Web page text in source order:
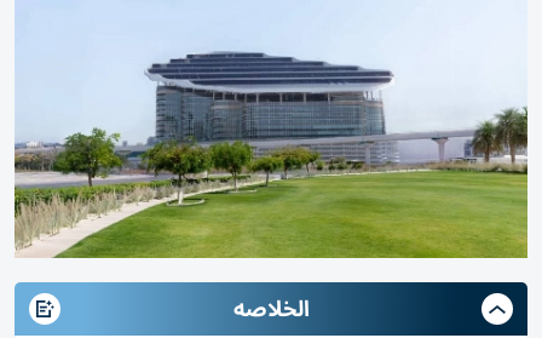
الخلاصه